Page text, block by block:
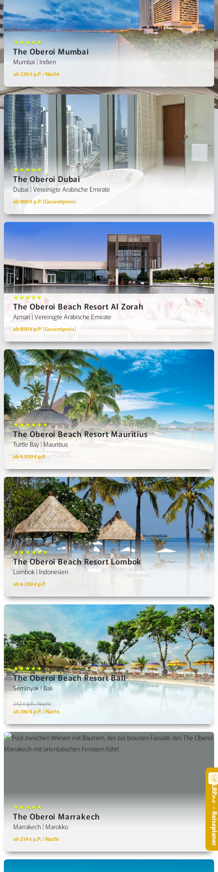
–
★★★★★
The Oberoi Mumbai
Mumbai | Indien
ab 220 € p.P. / Nacht
★★★★★
The Oberoi Dubai
Dubai | Vereinigte Arabische Emirate
ab 900 € p.P. (Gesamtpreis)
★★★★★ +
The Oberoi Beach Resort Al Zorah
Ajman | Vereinigte Arabische Emirate
ab 850 € p.P. (Gesamtpreis)
★★★★★★
The Oberoi Beach Resort Mauritius
Turtle Bay | Mauritius
ab 4.500 € p.P.
★★★★★★
The Oberoi Beach Resort Lombok
Lombok | Indonesien
ab 4.200 € p.P.
★★★★★ +
The Oberoi Beach Resort Bali
Seminyak | Bali
242 € p.P. / Nacht
ab 280 € p.P. / Nacht
★★★★★
The Oberoi Marrakech
Marrakech | Marokko
ab 214 € p.P. / Nacht